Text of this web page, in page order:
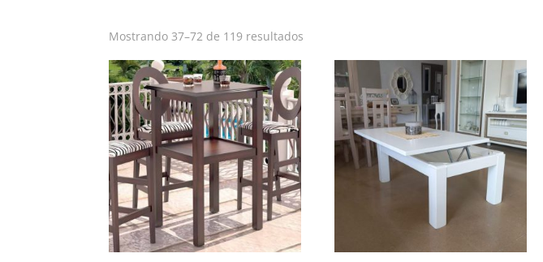
Mostrando 37–72 de 119 resultados
popularidad